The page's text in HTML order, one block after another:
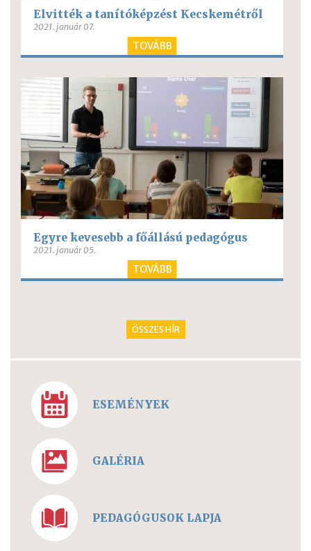
Elvitték a tanítóképzést Kecskemétről
2021. január 07.
TOVÁBB
Egyre kevesebb a főállású pedagógus
2021. január 05.
TOVÁBB
ÖSSZES HÍR
ESEMÉNYEK
GALÉRIA
PEDAGÓGUSOK LAPJA